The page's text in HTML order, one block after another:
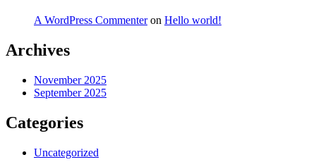
A WordPress Commenteron Hello world!
Archives
November 2025
September 2025
Categories
Uncategorized